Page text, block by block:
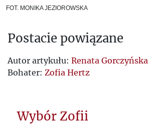
Про реформу „ордену
Утрачений рай
FOT. MONIKA JEZIOROWSKA
Postacie powiązane
Autor artykułu: Renata Gorczyńska
Bohater: Zofia Hertz
Wybór Zofii